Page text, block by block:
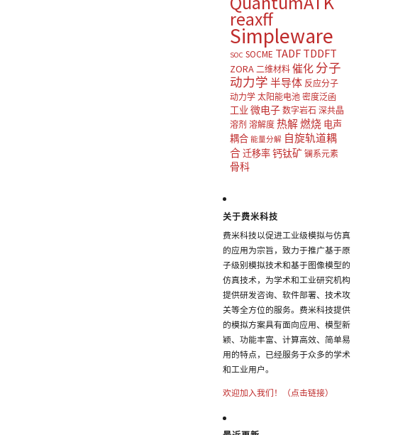
reaxff
Simpleware
SOC SOCME TADF TDDFT
ZORA 二维材料 催化 分子
动力学 半导体 反应分子
动力学 太阳能电池 密度泛函
工业 微电子 数字岩石 深共晶
溶剂 溶解度 热解燃烧 电声
耦合 能量分解 自旋轨道耦
合迁移率钙钛矿 镧系元素
骨科
关于费米科技
费米科技以促进工业级模拟与仿真
的应用为宗旨，致力于推广基于原
子级别模拟技术和基于图像模型的
仿真技术，为学术和工业研究机构
提供研发咨询、软件部署、技术攻
关等全方位的服务。费米科技提供
的模拟方案具有面向应用、模型新
颖、功能丰富、计算高效、简单易
用的特点，已经服务于众多的学术
和工业用户。
欢迎加入我们！（点击链接）